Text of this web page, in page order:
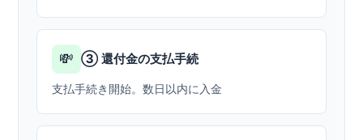
💸 ③ 還付金の支払手続
支払手続き開始。数日以内に入金